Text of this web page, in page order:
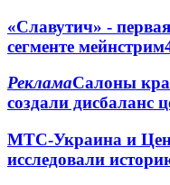
«Славутич» -
сегменте мейнстрим
РекламаСалоны
создали дисбаланс
МТС-Украина и
исследовали